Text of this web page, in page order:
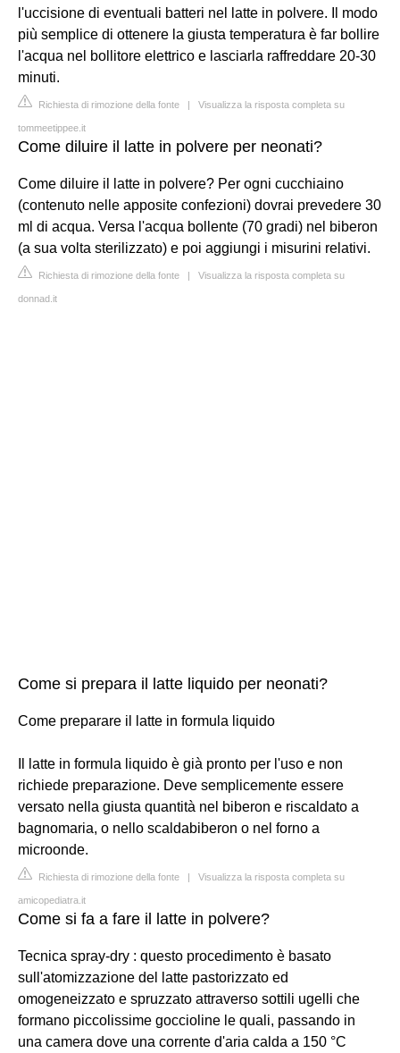
l'uccisione di eventuali batteri nel latte in polvere. Il modo
più semplice di ottenere la giusta temperatura è far bollire
l'acqua nel bollitore elettrico e lasciarla raffreddare 20-30
minuti.
Richiesta di rimozione della fonte | Visualizza la risposta completa su
tommeetippee.it
Come diluire il latte in polvere per neonati?
Come diluire il latte in polvere? Per ogni cucchiaino
(contenuto nelle apposite confezioni) dovrai prevedere 30
ml di acqua. Versa l'acqua bollente (70 gradi) nel biberon
(a sua volta sterilizzato) e poi aggiungi i misurini relativi.
Richiesta di rimozione della fonte | Visualizza la risposta completa su
donnad.it
Come si prepara il latte liquido per neonati?
Come preparare il latte in formula liquido
Il latte in formula liquido è già pronto per l'uso e non
richiede preparazione. Deve semplicemente essere
versato nella giusta quantità nel biberon e riscaldato a
bagnomaria, o nello scaldabiberon o nel forno a
microonde.
Richiesta di rimozione della fonte | Visualizza la risposta completa su
amicopediatra.it
Come si fa a fare il latte in polvere?
Tecnica spray-dry : questo procedimento è basato
sull'atomizzazione del latte pastorizzato ed
omogeneizzato e spruzzato attraverso sottili ugelli che
formano piccolissime goccioline le quali, passando in
una camera dove una corrente d'aria calda a 150 °C